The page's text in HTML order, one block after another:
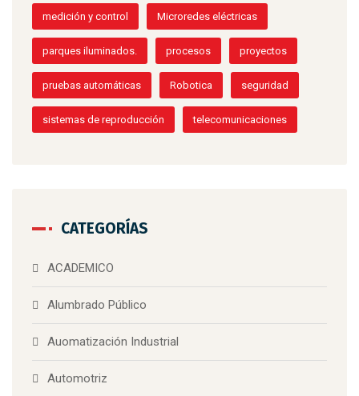
medición y control Microredes eléctricas
parques iluminados. procesos proyectos
pruebas automáticas Robotica seguridad
sistemas de reproducción telecomunicaciones
CATEGORÍAS
ACADEMICO
Alumbrado Público
Auomatización Industrial
Automotriz